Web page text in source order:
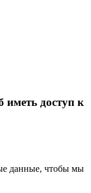
иметь доступ к
данные, чтобы мы